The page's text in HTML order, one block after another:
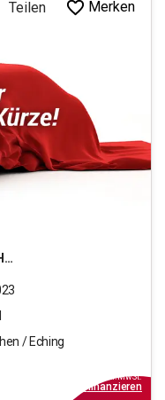
Teilen Merken
/ Eching
inkl.MwSt.
finanzieren